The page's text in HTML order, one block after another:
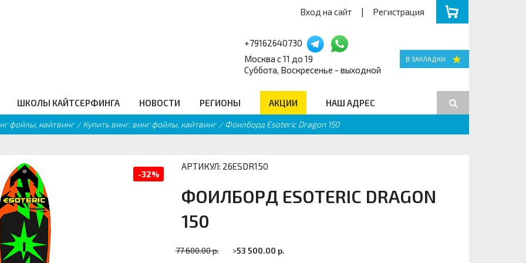
Вход на сайт | Регистрация
+79162640730
Москва с 11 до 19
Суббота, Воскресенье - выходной
Балансборды
Гидро Аксессуары
_
ШКОЛЫ КАЙТСЕРФИНГА НОВОСТИ РЕГИОНЫ АКЦИИ НАШ АДРЕС
фойлы, кайтвинг Купить винг, винг фойлы, кайтвинг Фоилборд Esoteric Dragon 150
-32%
АРТИКУЛ: 26ESDR150
ФОИЛБОРД ESOTERIC DRAGON
150
77 600.00 р. >53 500.00 р.